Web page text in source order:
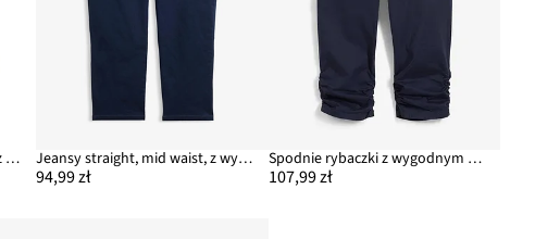
Spodnie rybaczki bawełniane z wygodnym paskiem i guzikami Jeansy straight, mid waist, z wygodnym pasem, z mieszanki bawełny
94,99 zł
Spodnie rybaczki z wygodnym paskiem i marszczeniem
107,99 zł